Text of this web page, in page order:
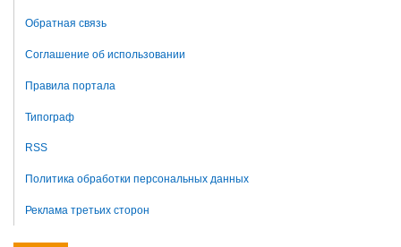
Обратная связь
Соглашение об использовании
Правила портала
Типограф
RSS
Политика обработки персональных данных
Реклама третьих сторон